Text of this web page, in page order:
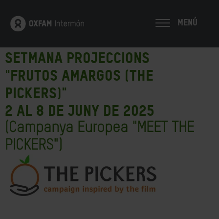
MENÚ
Setmana projeccions
"Frutos Amargos (The
Pickers)"
2 al 8 de juny de 2025
(Campanya Europea "MEET THE
PICKERS")